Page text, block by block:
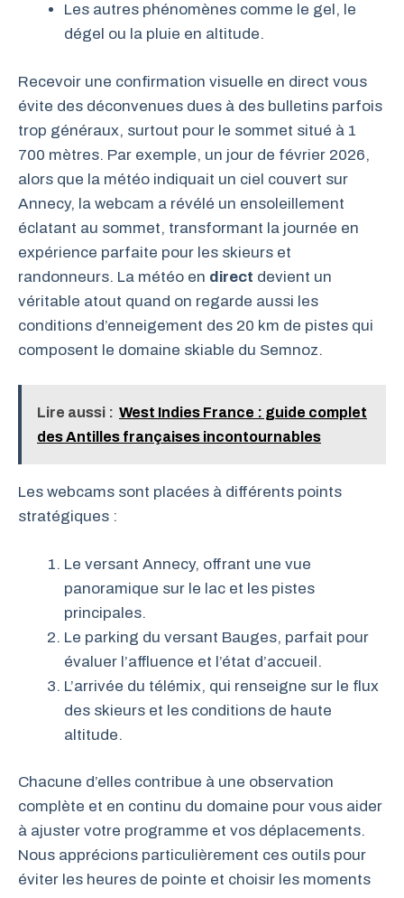
Les autres phénomènes comme le gel, le
dégel ou la pluie en altitude.
Recevoir une confirmation visuelle en direct vous
évite des déconvenues dues à des bulletins parfois
trop généraux, surtout pour le sommet situé à 1
700 mètres. Par exemple, un jour de février 2026,
alors que la météo indiquait un ciel couvert sur
Annecy, la webcam a révélé un ensoleillement
éclatant au sommet, transformant la journée en
expérience parfaite pour les skieurs et
randonneurs. La météo en direct devient un
véritable atout quand on regarde aussi les
conditions d’enneigement des 20 km de pistes qui
composent le domaine skiable du Semnoz.
Lire aussi : West Indies France : guide complet
des Antilles françaises incontournables
Les webcams sont placées à différents points
stratégiques :
Le versant Annecy, offrant une vue
panoramique sur le lac et les pistes
principales.
Le parking du versant Bauges, parfait pour
évaluer l’affluence et l’état d’accueil.
L’arrivée du télémix, qui renseigne sur le flux
des skieurs et les conditions de haute
altitude.
Chacune d’elles contribue à une observation
complète et en continu du domaine pour vous aider
à ajuster votre programme et vos déplacements.
Nous apprécions particulièrement ces outils pour
éviter les heures de pointe et choisir les moments